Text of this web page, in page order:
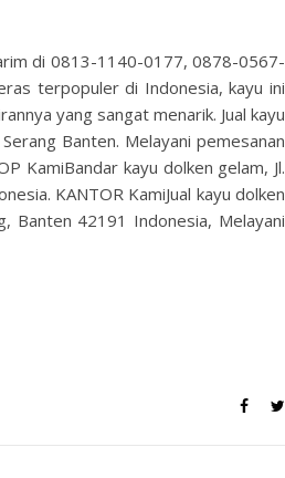
di 0813-1140-0177, 0878-0567-
terpopuler di Indonesia, kayu ini
yang sangat menarik. Jual kayu
Banten. Melayani pemesanan
KamiBandar kayu dolken gelam, Jl.
KANTOR KamiJual kayu dolken
Banten 42191 Indonesia, Melayani